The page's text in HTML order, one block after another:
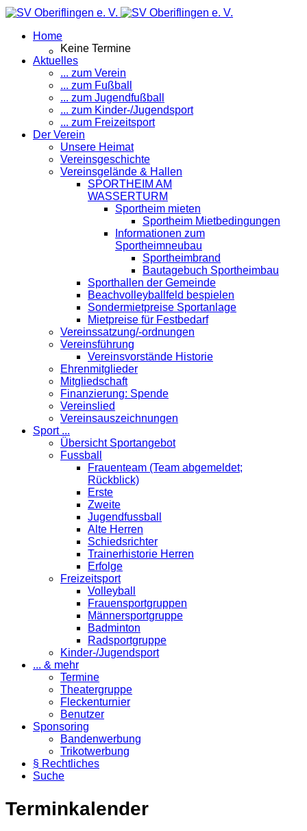
Home
Keine Termine
Aktuelles
... zum Verein
... zum Fußball
... zum Jugendfußball
... zum Kinder-/Jugendsport
... zum Freizeitsport
Der Verein
Unsere Heimat
Vereinsgeschichte
Vereinsgelände & Hallen
SPORTHEIM AM
WASSERTURM
Sportheim mieten
Sportheim Mietbedingungen
Informationen zum
Sportheimneubau
Sportheimbrand
Bautagebuch Sportheimbau
Sporthallen der Gemeinde
Beachvolleyballfeld bespielen
Sondermietpreise Sportanlage
Mietpreise für Festbedarf
Vereinssatzung/-ordnungen
Vereinsführung
Vereinsvorstände Historie
Ehrenmitglieder
Mitgliedschaft
Finanzierung: Spende
Vereinslied
Vereinsauszeichnungen
Sport ...
Übersicht Sportangebot
Fussball
Frauenteam (Team abgemeldet;
Rückblick)
Erste
Zweite
Jugendfussball
Alte Herren
Schiedsrichter
Trainerhistorie Herren
Erfolge
Freizeitsport
Volleyball
Frauensportgruppen
Männersportgruppe
Badminton
Radsportgruppe
Kinder-/Jugendsport
... & mehr
Termine
Theatergruppe
Fleckenturnier
Benutzer
Sponsoring
Bandenwerbung
Trikotwerbung
§ Rechtliches
Suche
Terminkalender